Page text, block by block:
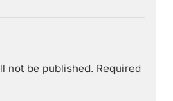
not be published. Required